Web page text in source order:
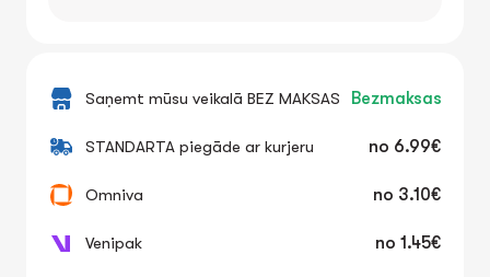
Saņemt mūsu veikalā BEZ MAKSAS Bezmaksas
STANDARTA piegāde ar kurjeru no 6.99€
Omniva no 3.10€
Venipak no 1.45€